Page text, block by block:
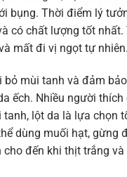
bụng. Thời điểm lý
có chất lượng tốt
mất đi vị ngọt tự
mùi tanh và đảm
ếch. Nhiều người
lột da là lựa chọn
dùng muối hạt,
đến khi thịt trắng